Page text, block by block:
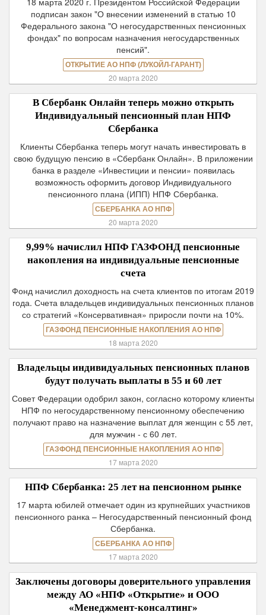
подписан закон "О внесении изменений в статью 10
Федерального закона "О негосударственных пенсионных
фондах" по вопросам назначения негосударственных
пенсий".
ОТКРЫТИЕ АО НПФ (ЛУКОЙЛ-ГАРАНТ)
20 марта 2020
В Сбербанк Онлайн теперь можно открыть
Индивидуальный пенсионный план НПФ
Сбербанка
Клиенты Сбербанка теперь могут начать инвестировать в
свою будущую пенсию в «Сбербанк Онлайн». В приложении
банка в разделе «Инвестиции и пенсии» появилась
возможность оформить договор Индивидуального
пенсионного плана (ИПП) НПФ Сбербанка.
СБЕРБАНКА АО НПФ
20 марта 2020
9,99% начислил НПФ ГАЗФОНД пенсионные
накопления на индивидуальные пенсионные
счета
Фонд начислил доходность на счета клиентов по итогам 2019
года. Счета владельцев индивидуальных пенсионных планов
со стратегий «Консервативная» приросли почти на 10%.
ГАЗФОНД ПЕНСИОННЫЕ НАКОПЛЕНИЯ АО НПФ
18 марта 2020
Владельцы индивидуальных пенсионных планов
будут получать выплаты в 55 и 60 лет
Совет Федерации одобрил закон, согласно которому клиенты
НПФ по негосударственному пенсионному обеспечению
получают право на назначение выплат для женщин с 55 лет,
для мужчин - с 60 лет.
ГАЗФОНД ПЕНСИОННЫЕ НАКОПЛЕНИЯ АО НПФ
17 марта 2020
НПФ Сбербанка: 25 лет на пенсионном рынке
17 марта юбилей отмечает один из крупнейших участников
пенсионного ранка – Негосударственный пенсионный фонд
Сбербанка.
СБЕРБАНКА АО НПФ
17 марта 2020
Заключены договоры доверительного управления
между АО «НПФ «Открытие» и ООО
«Менеджмент-консалтинг»